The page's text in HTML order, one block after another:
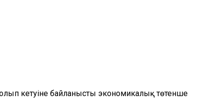
кетуіне байланысты экономикалық төтенше